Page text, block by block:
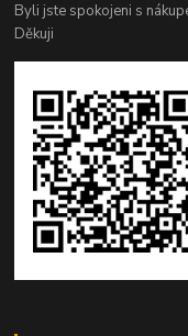
Byli jste spokojeni s
Děkuji